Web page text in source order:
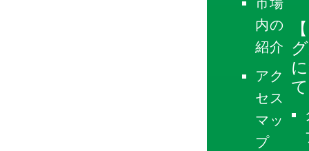
内の
紹介
アク
セス
マッ
プ